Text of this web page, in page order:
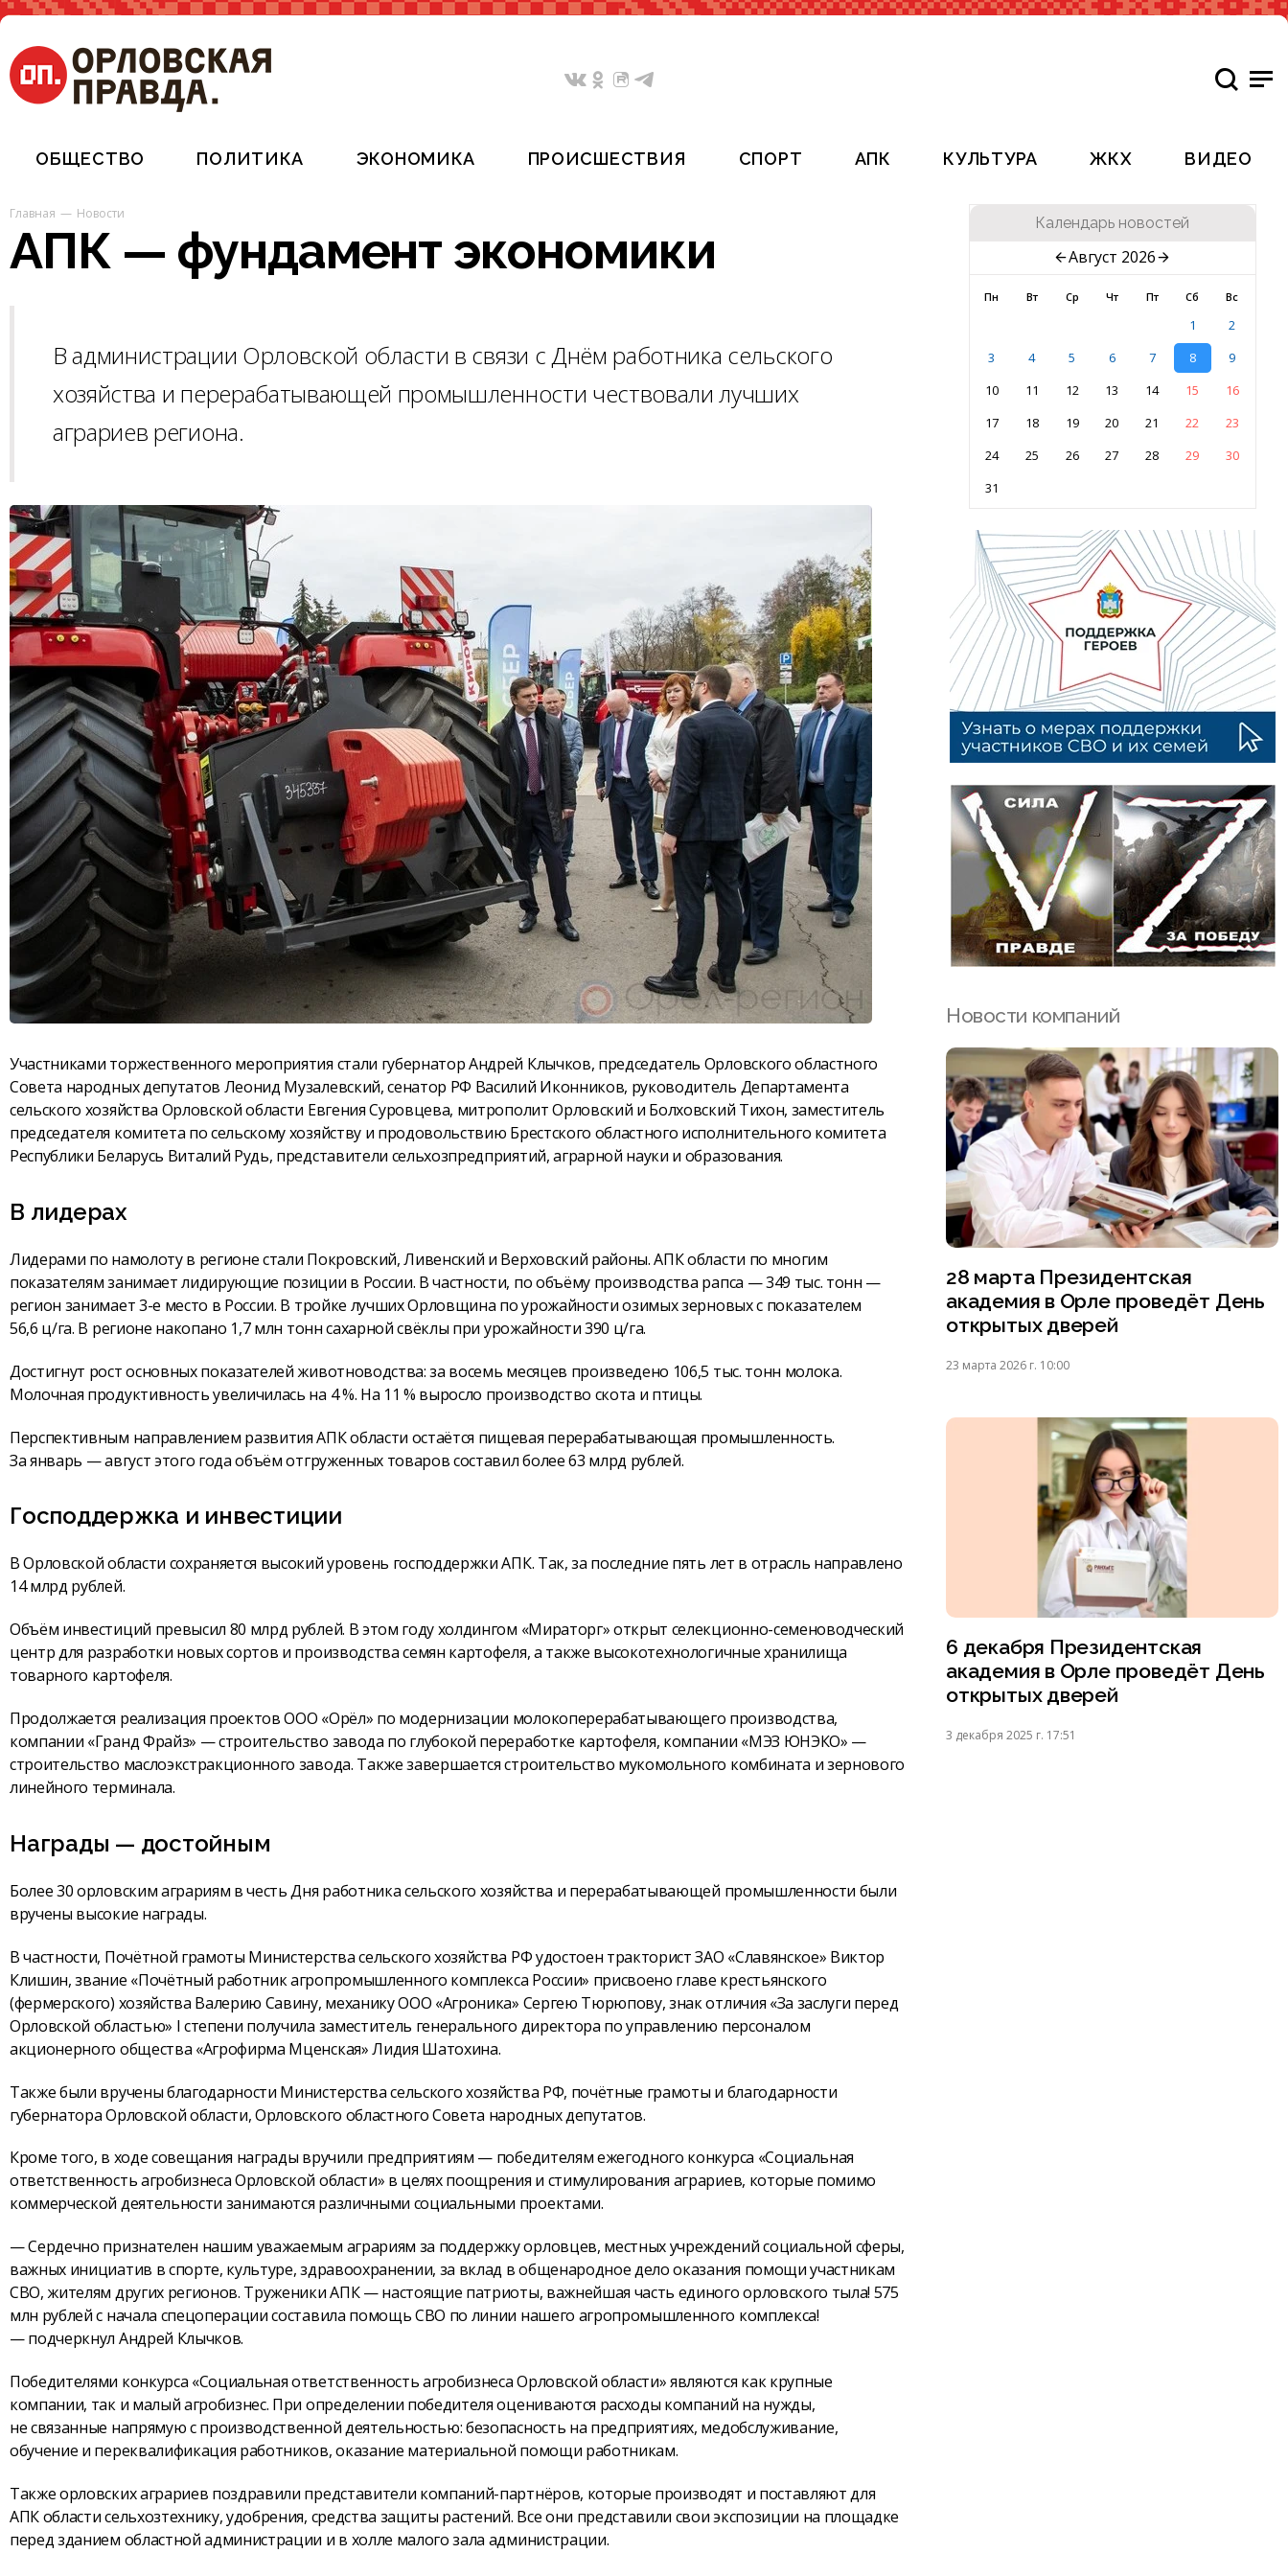
ОБЩЕСТВО ПОЛИТИКА ЭКОНОМИКА ПРОИСШЕСТВИЯ СПОРТ АПК КУЛЬТУРА ЖКХ ВИДЕО
Главная Новости
АПК — фундамент экономики
В администрации Орловской области в связи с Днём работника сельского
хозяйства и перерабатывающей промышленности чествовали лучших
аграриев региона.
Участниками торжественного мероприятия стали губернатор Андрей Клычков, председатель Орловского областного
Совета народных депутатов Леонид Музалевский, сенатор РФ Василий Иконников, руководитель Департамента
сельского хозяйства Орловской области Евгения Суровцева, митрополит Орловский и Болховский Тихон, заместитель
председателя комитета по сельскому хозяйству и продовольствию Брестского областного исполнительного комитета
Республики Беларусь Виталий Рудь, представители сельхозпредприятий, аграрной науки и образования.
В лидерах
Лидерами по намолоту в регионе стали Покровский, Ливенский и Верховский районы. АПК области по многим
показателям занимает лидирующие позиции в России. В частности, по объёму производства рапса — 349 тыс. тонн —
регион занимает 3-е место в России. В тройке лучших Орловщина по урожайности озимых зерновых с показателем
56,6 ц/га. В регионе накопано 1,7 млн тонн сахарной свёклы при урожайности 390 ц/га.
Достигнут рост основных показателей животноводства: за восемь месяцев произведено 106,5 тыс. тонн молока.
Молочная продуктивность увеличилась на 4 %. На 11 % выросло производство скота и птицы.
Перспективным направлением развития АПК области остаётся пищевая перерабатывающая промышленность.
За январь — август этого года объём отгруженных товаров составил более 63 млрд рублей.
Господдержка и инвестиции
В Орловской области сохраняется высокий уровень господдержки АПК. Так, за последние пять лет в отрасль направлено
14 млрд рублей.
Объём инвестиций превысил 80 млрд рублей. В этом году холдингом «Мираторг» открыт селекционно-семеноводческий
центр для разработки новых сортов и производства семян картофеля, а также высокотехнологичные хранилища
товарного картофеля.
Продолжается реализация проектов ООО «Орёл» по модернизации молокоперерабатывающего производства,
компании «Гранд Фрайз» — строительство завода по глубокой переработке картофеля, компании «МЭЗ ЮНЭКО» —
строительство маслоэкстракционного завода. Также завершается строительство мукомольного комбината и зернового
линейного терминала.
Награды — достойным
Более 30 орловским аграриям в честь Дня работника сельского хозяйства и перерабатывающей промышленности были
вручены высокие награды.
В частности, Почётной грамоты Министерства сельского хозяйства РФ удостоен тракторист ЗАО «Славянское» Виктор
Клишин, звание «Почётный работник агропромышленного комплекса России» присвоено главе крестьянского
(фермерского) хозяйства Валерию Савину, механику ООО «Агроника» Сергею Тюрюпову, знак отличия «За заслуги перед
Орловской областью» I степени получила заместитель генерального директора по управлению персоналом
акционерного общества «Агрофирма Мценская» Лидия Шатохина.
Также были вручены благодарности Министерства сельского хозяйства РФ, почётные грамоты и благодарности
губернатора Орловской области, Орловского областного Совета народных депутатов.
Кроме того, в ходе совещания награды вручили предприятиям — победителям ежегодного конкурса «Социальная
ответственность агробизнеса Орловской области» в целях поощрения и стимулирования аграриев, которые помимо
коммерческой деятельности занимаются различными социальными проектами.
— Сердечно признателен нашим уважаемым аграриям за поддержку орловцев, местных учреждений социальной сферы,
важных инициатив в спорте, культуре, здравоохранении, за вклад в общенародное дело оказания помощи участникам
СВО, жителям других регионов. Труженики АПК — настоящие патриоты, важнейшая часть единого орловского тыла! 575
млн рублей с начала спецоперации составила помощь СВО по линии нашего агропромышленного комплекса!
— подчеркнул Андрей Клычков.
Победителями конкурса «Социальная ответственность агробизнеса Орловской области» являются как крупные
компании, так и малый агробизнес. При определении победителя оцениваются расходы компаний на нужды,
не связанные напрямую с производственной деятельностью: безопасность на предприятиях, медобслуживание,
обучение и переквалификация работников, оказание материальной помощи работникам.
Также орловских аграриев поздравили представители компаний-партнёров, которые производят и поставляют для
АПК области сельхозтехнику, удобрения, средства защиты растений. Все они представили свои экспозиции на площадке
перед зданием областной администрации и в холле малого зала администрации.
Календарь новостей
Август 2026
Пн Вт Ср Чт Пт Сб Вс
1
2
3
4 5 6 7 8
9
10
11 12 13 14 15
16
17
18 19 20 21 22
23
24
25 26 27 28 29
30
31
Новости компаний
28 марта Президентская
академия в Орле проведёт День
открытых дверей
23 марта 2026 г. 10:00
6 декабря Президентская
академия в Орле проведёт День
открытых дверей
3 декабря 2025 г. 17:51